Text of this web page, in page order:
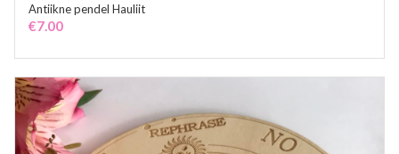
Antiikne pendel Hauliit
€7.00